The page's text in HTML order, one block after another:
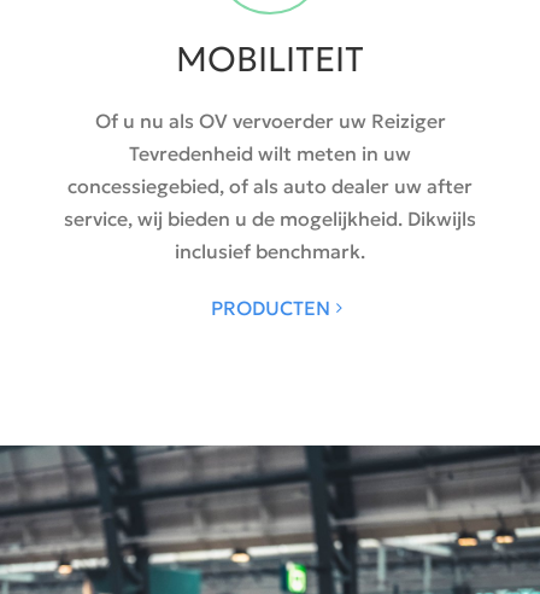
MOBILITEIT
Of u nu als OV vervoerder uw Reiziger
Tevredenheid wilt meten in uw
concessiegebied, of als auto dealer uw after
service, wij bieden u de mogelijkheid. Dikwijls
inclusief benchmark.
PRODUCTEN